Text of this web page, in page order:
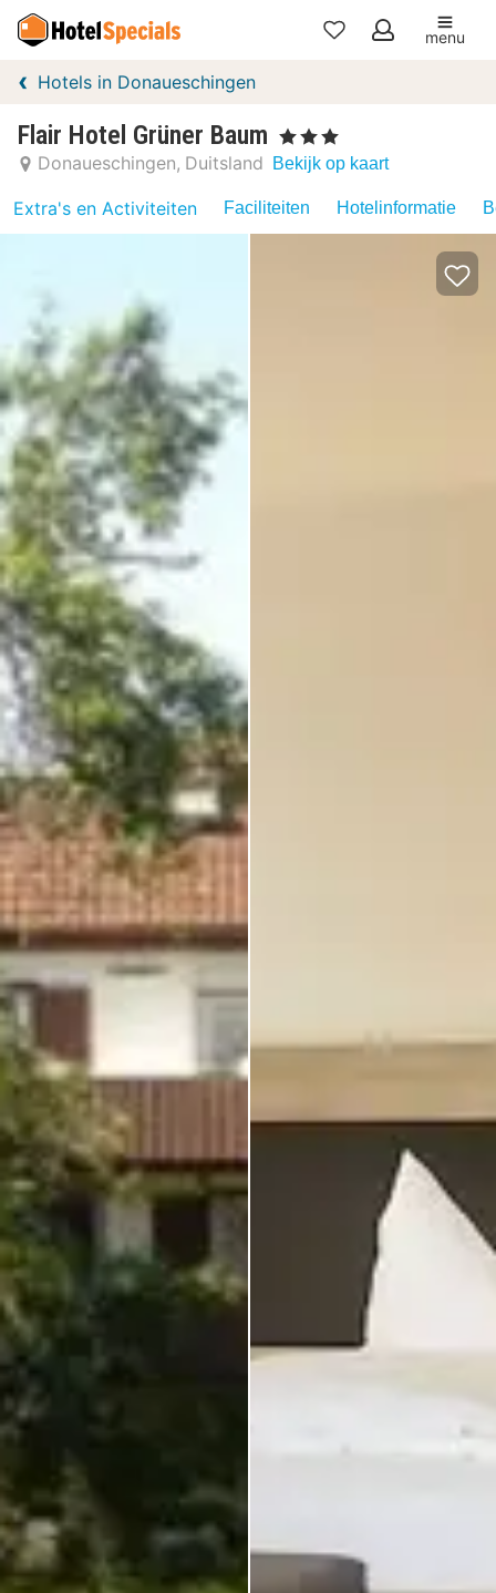
Mijn
menu
Hotels in Donaueschingen
Flair Hotel Grüner Baum , 3 Sterren
Donaueschingen Duitsland Bekijk op kaart
Extra's en Activiteiten Faciliteiten Hotelinformatie